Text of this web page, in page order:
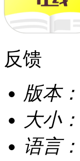
反馈
版本：
大小：
语言：